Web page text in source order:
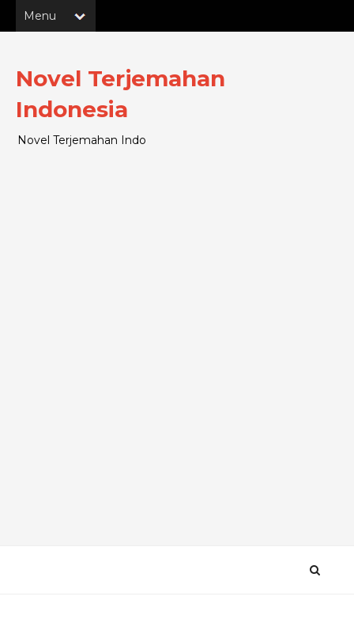
Novel Terjemahan
Indonesia
Novel Terjemahan Indo